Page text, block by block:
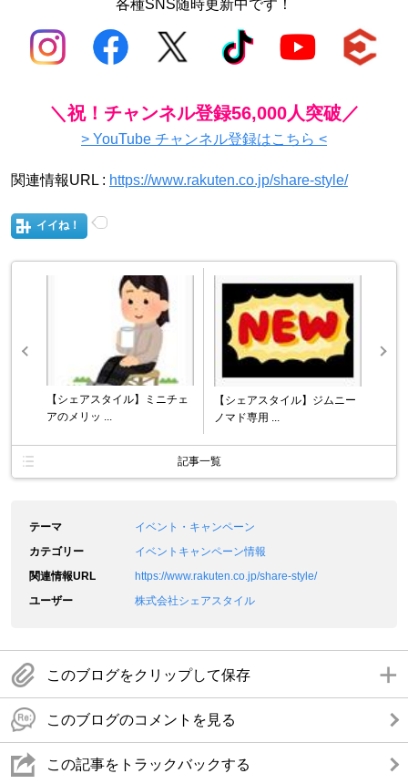
各種SNS随時更新中です！
＼祝！チャンネル登録56,000人突破／
> YouTube チャンネル登録はこちら <
関連情報URL : https://www.rakuten.co.jp/share-style/
イイね！
【シェアスタイル】ミニチェ
アのメリッ ...
【シェアスタイル】ジムニー
ノマド専用 ...
記事一覧
テーマ
イベント・キャンペーン
カテゴリー
イベントキャンペーン情報
関連情報URL
https://www.rakuten.co.jp/share-style/
ユーザー
株式会社シェアスタイル
このブログをクリップして保存
このブログのコメントを見る
この記事をトラックバックする